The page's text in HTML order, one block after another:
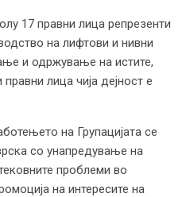
17 правни лица репрезенти
на лифтови и нивни
и одржување на истите,
лица чија дејност е
на Групацијата се
со унапредување на
проблеми во
на интересите на